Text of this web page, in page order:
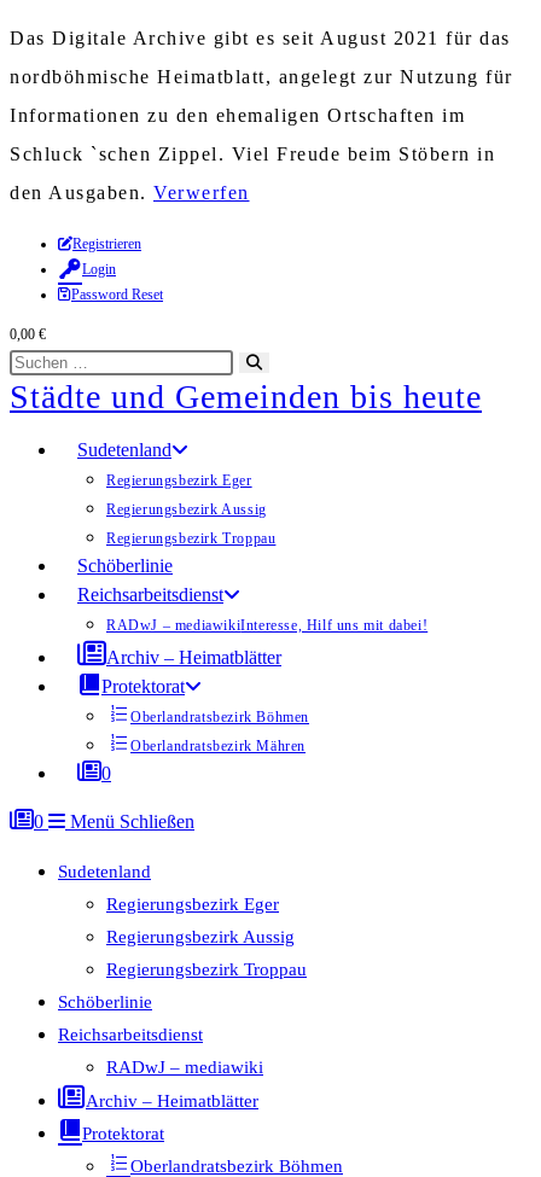
Das Digitale Archive gibt es seit August 2021 für das
nordböhmische Heimatblatt, angelegt zur Nutzung für
Informationen zu den ehemaligen Ortschaften im
Schluck `schen Zippel. Viel Freude beim Stöbern in
den Ausgaben. Verwerfen
Zum
Inhalt
springen
Registrieren
Login
Password Reset
0,00 €
Diese
Website
durchsuchen
starten
Städte und Gemeinden bis heute
Sudetenland
Regierungsbezirk Eger
Regierungsbezirk Aussig
Regierungsbezirk Troppau
Schöberlinie
Reichsarbeitsdienst
RADwJ – mediawikiInteresse, Hilf uns mit dabei!
Archiv – Heimatblätter
Protektorat
Oberlandratsbezirk Böhmen
Oberlandratsbezirk Mähren
0
0 Menü Schließen
Sudetenland
Regierungsbezirk Eger
Regierungsbezirk Aussig
Regierungsbezirk Troppau
Schöberlinie
Reichsarbeitsdienst
RADwJ – mediawiki
Archiv – Heimatblätter
Protektorat
Oberlandratsbezirk Böhmen